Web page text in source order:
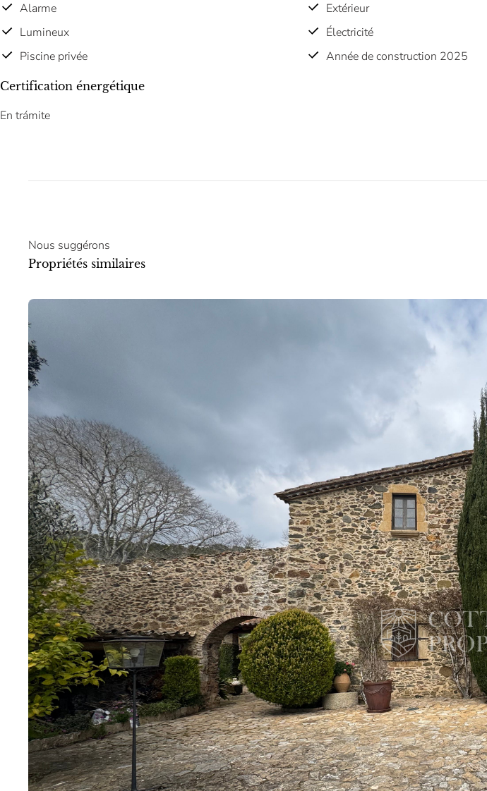
Alarme
Extérieur
Lumineux
Électricité
Piscine privée
Année de construction 2025
Certification énergétique
En trámite
Nous suggérons
Propriétés similaires